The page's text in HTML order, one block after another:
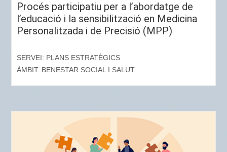
Procés participatiu per a l’abordatge de
l’educació i la sensibilització en Medicina
Personalitzada i de Precisió (MPP)
SERVEI: PLANS ESTRATÈGICS
ÀMBIT: BENESTAR SOCIAL I SALUT